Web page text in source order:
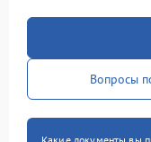
Вопросы